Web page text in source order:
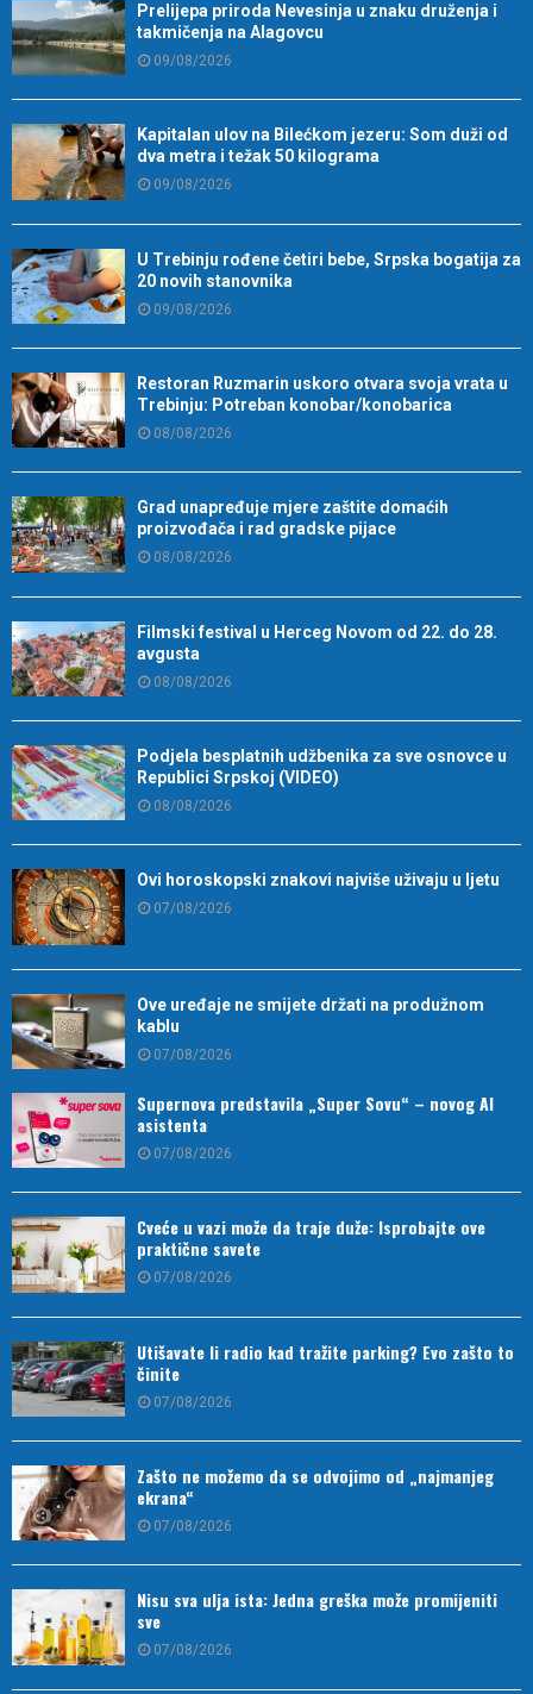
Prelijepa priroda Nevesinja u znaku druženja i
takmičenja na Alagovcu
09/08/2026
Kapitalan ulov na Bilećkom jezeru: Som duži od
dva metra i težak 50 kilograma
09/08/2026
U Trebinju rođene četiri bebe, Srpska bogatija za
20 novih stanovnika
09/08/2026
Restoran Ruzmarin uskoro otvara svoja vrata u
Trebinju: Potreban konobar/konobarica
08/08/2026
Grad unapređuje mjere zaštite domaćih
proizvođača i rad gradske pijace
08/08/2026
Filmski festival u Herceg Novom od 22. do 28.
avgusta
08/08/2026
Podjela besplatnih udžbenika za sve osnovce u
Republici Srpskoj (VIDEO)
08/08/2026
Ovi horoskopski znakovi najviše uživaju u ljetu
07/08/2026
Ove uređaje ne smijete držati na produžnom
kablu
07/08/2026
Supernova predstavila „Super Sovu“ – novog AI
asistenta
07/08/2026
Cveće u vazi može da traje duže: Isprobajte ove
praktične savete
07/08/2026
Utišavate li radio kad tražite parking? Evo zašto to
činite
07/08/2026
Zašto ne možemo da se odvojimo od „najmanjeg
ekrana“
07/08/2026
Nisu sva ulja ista: Jedna greška može promijeniti
sve
07/08/2026